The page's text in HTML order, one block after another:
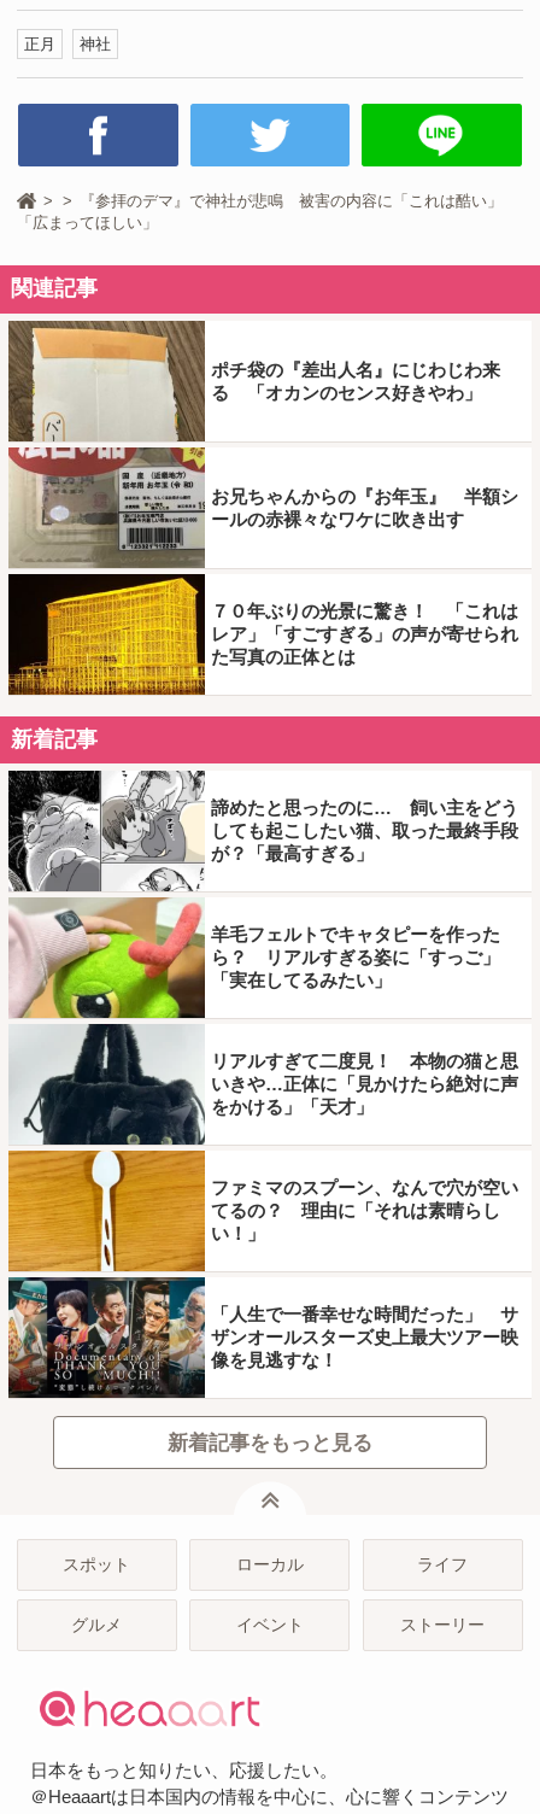
正月 神社
『参拝のデマ』で神社が悲鳴 被害の内容に「これは酷い」
「広まってほしい」
関連記事
ポチ袋の『差出人名』にじわじわ来
る 「オカンのセンス好きやわ」
お兄ちゃんからの『お年玉』 半額シ
ールの赤裸々なワケに吹き出す
７０年ぶりの光景に驚き！ 「これは
レア」「すごすぎる」の声が寄せられ
た写真の正体とは
新着記事
諦めたと思ったのに… 飼い主をどう
しても起こしたい猫、取った最終手段
が？「最高すぎる」
羊毛フェルトでキャタピーを作った
ら？ リアルすぎる姿に「すっご」
「実在してるみたい」
リアルすぎて二度見！ 本物の猫と思
いきや…正体に「見かけたら絶対に声
をかける」「天才」
ファミマのスプーン、なんで穴が空い
てるの？ 理由に「それは素晴らし
い！」
「人生で一番幸せな時間だった」 サ
ザンオールスターズ史上最大ツアー映
像を見逃すな！
新着記事をもっと見る
スポット ローカル ライフ
グルメ イベント ストーリー
日本をもっと知りたい、応援したい。
＠Heaaartは日本国内の情報を中心に、心に響くコンテンツ